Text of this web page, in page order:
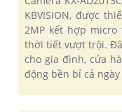
KBVISION, được
2MP kết hợp
thời tiết vượt trội.
cho gia đình, cửa
động bền bỉ cả